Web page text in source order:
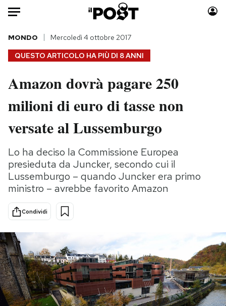
Auto
HOME
Italia
Politica
Tecnologia
Scienza
Cultura
Economia
Sport
Moda
Consumismi
Storie/Idee
Media
Europa
Altrecose
PODCAST
NEWSLETTER
QUESTO ARTICOLO HA PIÙ DI 8 ANNI
MONDO Mercoledì 4 ottobre 2017
Amazon dovrà pagare 250
milioni di euro di tasse non
versate al Lussemburgo
Lo ha deciso la Commissione Europea
presieduta da Juncker, secondo cui il
Lussemburgo – quando Juncker era primo
ministro – avrebbe favorito Amazon
Condividi